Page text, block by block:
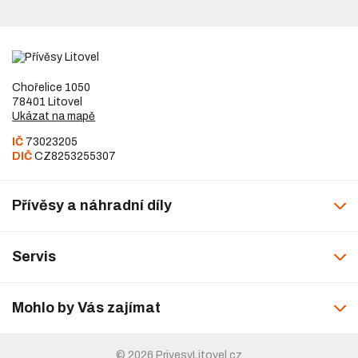
Chořelice 1050
78401 Litovel
Ukázat na mapě
IČ 73023205
DIČ CZ8253255307
Přívěsy a náhradní díly
Servis
Mohlo by Vás zajímat
© 2026 PrivesyLitovel.cz